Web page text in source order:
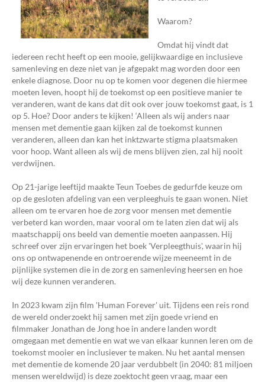
Waarom?
Omdat hij vindt dat
iedereen recht heeft op een mooie, gelijkwaardige en inclusieve
samenleving en deze niet van je afgepakt mag worden door een
enkele diagnose. Door nu op te komen voor degenen die hiermee
moeten leven, hoopt hij de toekomst op een positieve manier te
veranderen, want de kans dat dit ook over jouw toekomst gaat, is 1
op 5. Hoe? Door anders te kijken! ‘Alleen als wij anders naar
mensen met dementie gaan kijken zal de toekomst kunnen
veranderen, alleen dan kan het inktzwarte stigma plaatsmaken
voor hoop. Want alleen als wij de mens blijven zien, zal hij nooit
verdwijnen.
Op 21-jarige leeftijd maakte Teun Toebes de gedurfde keuze om
op de gesloten afdeling van een verpleeghuis te gaan wonen. Niet
alleen om te ervaren hoe de zorg voor mensen met dementie
verbeterd kan worden, maar vooral om te laten zien dat wij als
maatschappij ons beeld van dementie moeten aanpassen. Hij
schreef over zijn ervaringen het boek 'Verpleegthuis', waarin hij
ons op ontwapenende en ontroerende wijze meeneemt in de
pijnlijke systemen die in de zorg en samenleving heersen en hoe
wij deze kunnen veranderen.
In 2023 kwam zijn film 'Human Forever' uit. Tijdens een reis rond
de wereld onderzoekt hij samen met zijn goede vriend en
filmmaker Jonathan de Jong hoe in andere landen wordt
omgegaan met dementie en wat we van elkaar kunnen leren om de
toekomst mooier en inclusiever te maken. Nu het aantal mensen
met dementie de komende 20 jaar verdubbelt (in 2040: 81 miljoen
mensen wereldwijd) is deze zoektocht geen vraag, maar een